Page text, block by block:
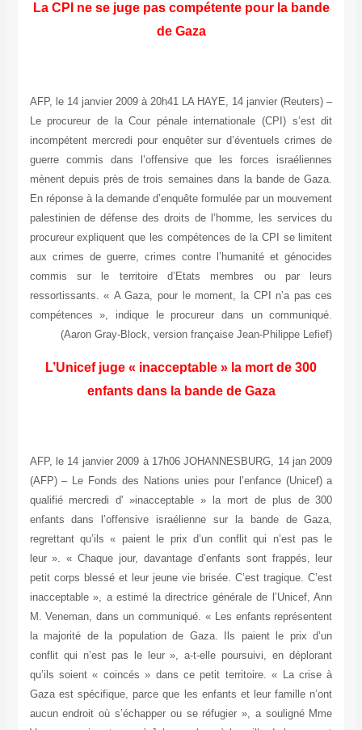
La CPI ne se juge pas compétente pour la bande
de Gaza
AFP, le 14 janvier 2009 à 20h41 LA HAYE, 14 janvier (Reuters) –
Le procureur de la Cour pénale internationale (CPI) s’est dit
incompétent mercredi pour enquêter sur d’éventuels crimes de
guerre commis dans l’offensive que les forces israéliennes
mènent depuis près de trois semaines dans la bande de Gaza.
En réponse à la demande d’enquête formulée par un mouvement
palestinien de défense des droits de l’homme, les services du
procureur expliquent que les compétences de la CPI se limitent
aux crimes de guerre, crimes contre l’humanité et génocides
commis sur le territoire d’Etats membres ou par leurs
ressortissants. « A Gaza, pour le moment, la CPI n’a pas ces
compétences », indique le procureur dans un communiqué.
(Aaron Gray-Block, version française Jean-Philippe Lefief)
L’Unicef juge « inacceptable » la mort de 300
enfants dans la bande de Gaza
AFP, le 14 janvier 2009 à 17h06 JOHANNESBURG, 14 jan 2009
(AFP) – Le Fonds des Nations unies pour l’enfance (Unicef) a
qualifié mercredi d' »inacceptable » la mort de plus de 300
enfants dans l’offensive israélienne sur la bande de Gaza,
regrettant qu’ils « paient le prix d’un conflit qui n’est pas le
leur ». « Chaque jour, davantage d’enfants sont frappés, leur
petit corps blessé et leur jeune vie brisée. C’est tragique. C’est
inacceptable », a estimé la directrice générale de l’Unicef, Ann
M. Veneman, dans un communiqué. « Les enfants représentent
la majorité de la population de Gaza. Ils paient le prix d’un
conflit qui n’est pas le leur », a-t-elle poursuivi, en déplorant
qu’ils soient « coincés » dans ce petit territoire. « La crise à
Gaza est spécifique, parce que les enfants et leur famille n’ont
aucun endroit où s’échapper ou se réfugier », a souligné Mme